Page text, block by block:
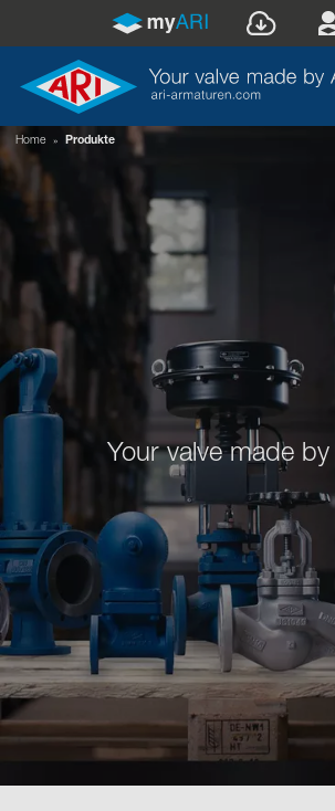
Home » Produkte
Your valve made by